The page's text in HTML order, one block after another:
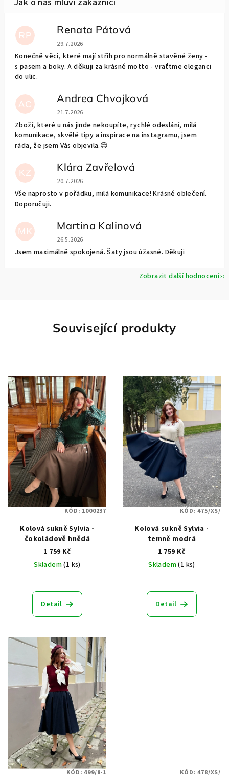
RP Renata Pátová
Hodnocení obchodu je 5 z 5 hvězdiček.
29.7.2026
Konečně věci, které mají střih pro normálně stavěné ženy -
s pasem a boky. A děkuji za krásné motto - vraťtme eleganci
do ulic.
AC Andrea Chvojková
Hodnocení obchodu je 5 z 5 hvězdiček.
21.7.2026
Zboží, které u nás jinde nekoupíte, rychlé odeslání, milá
komunikace, skvělé tipy a inspirace na instagramu, jsem
ráda, že jsem Vás objevila.😊
KZ Klára Zavřelová
Hodnocení obchodu je 5 z 5 hvězdiček.
20.7.2026
Vše naprosto v pořádku, milá komunikace! Krásné oblečení.
Doporučuji.
MK Martina Kalinová
Hodnocení obchodu je 5 z 5 hvězdiček.
26.5.2026
Jsem maximálně spokojená. Šaty jsou úžasné. Děkuji
Zobrazit další hodnocení
Související produkty
Kolová sukně Sylvia -
čokoládově hnědá
1 759 Kč
Skladem(1 ks)
Detail
KÓD: 1000237
Kolová sukně Sylvia -
temně modrá
1 759 Kč
Skladem(1 ks)
hodnocení
produktu
Detail
KÓD:475/XS/
KÓD:499/8-1 KÓD:478/XS/